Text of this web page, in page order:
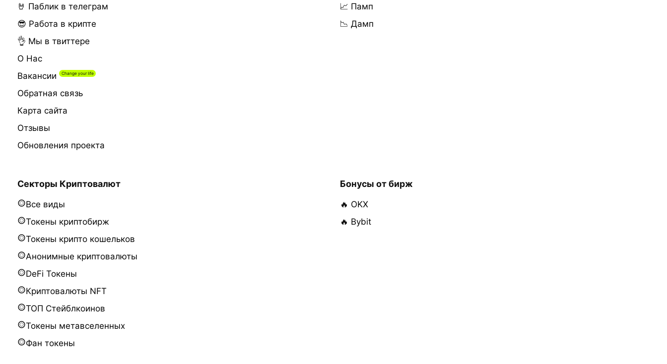
🤘 Паблик в телеграм
😎 Работа в крипте
👌 Мы в твиттере
О Нас
Вакансии
Обратная связь
Карта сайта
Отзывы
Обновления проекта
📈 Памп
📉 Дамп
Секторы Криптовалют
Все виды
Токены криптобирж
Токены крипто кошельков
Анонимные криптовалюты
DeFi Токены
Криптовалюты NFT
ТОП Стейблкоинов
Токены метавселенных
Фан токены
Бонусы от бирж
🔥 OKX
🔥 Bybit